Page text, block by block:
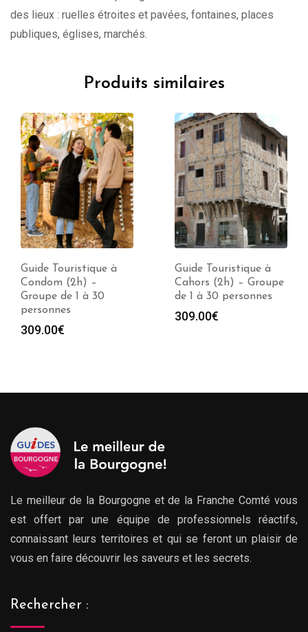
des lieux : ruelles étroites et pavées, fontaines, places
publiques, églises, marchés.
Produits similaires
Guide Touristique à
Condom (2h) –
Groupe de 1 à 30
personnes
309.00€
Guide Touristique à
Cahors (2h) – Groupe
de 1 à 30 personnes
309.00€
Le meilleur de la Bourgogne et de la Franche Comté vous
est offert par une équipe de professionnels réactifs,
connaissant leurs territoires et qui se feront un plaisir de
vous en faire découvrir les saveurs et les secrets.
Rechercher :